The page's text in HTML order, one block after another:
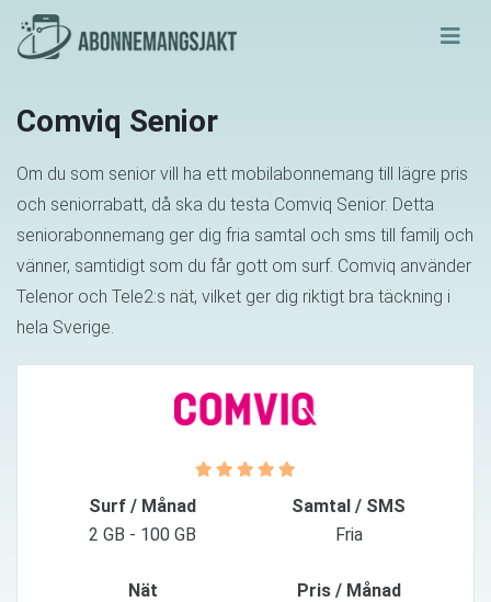
Comviq Senior
Om du som senior vill ha ett mobilabonnemang till lägre pris
och seniorrabatt, då ska du testa Comviq Senior. Detta
seniorabonnemang ger dig fria samtal och sms till familj och
vänner, samtidigt som du får gott om surf. Comviq använder
Telenor och Tele2:s nät, vilket ger dig riktigt bra täckning i
hela Sverige.
Surf / Månad
2 GB - 100 GB
Samtal / SMS
Fria
Nät
Pris / Månad